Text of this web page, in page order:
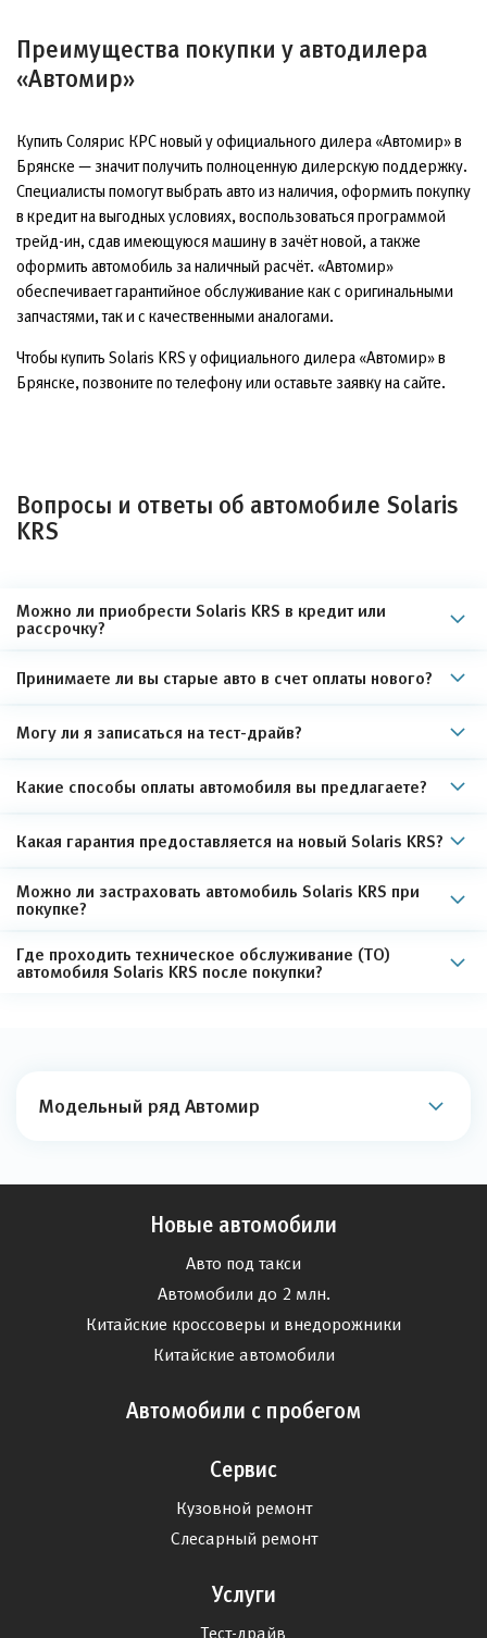
Преимущества покупки у автодилера
«Автомир»
Купить Солярис КРС новый у официального дилера «Автомир» в
Брянске — значит получить полноценную дилерскую поддержку.
Специалисты помогут выбрать авто из наличия, оформить покупку
в кредит на выгодных условиях, воспользоваться программой
трейд-ин, сдав имеющуюся машину в зачёт новой, а также
оформить автомобиль за наличный расчёт. «Автомир»
обеспечивает гарантийное обслуживание как с оригинальными
запчастями, так и с качественными аналогами.
Чтобы купить Solaris KRS у официального дилера «Автомир» в
Брянске, позвоните по телефону или оставьте заявку на сайте.
Вопросы и ответы об автомобиле Solaris
KRS
Можно ли приобрести Solaris KRS в кредит или
рассрочку?
Принимаете ли вы старые авто в счет оплаты нового?
Могу ли я записаться на тест-драйв?
Какие способы оплаты автомобиля вы предлагаете?
Какая гарантия предоставляется на новый Solaris KRS?
Можно ли застраховать автомобиль Solaris KRS при
покупке?
Где проходить техническое обслуживание (ТО)
автомобиля Solaris KRS после покупки?
Модельный ряд Автомир
Новые автомобили
Авто под такси
Автомобили до 2 млн.
Китайские кроссоверы и внедорожники
Китайские автомобили
Автомобили с пробегом
Сервис
Кузовной ремонт
Слесарный ремонт
Услуги
Тест-драйв